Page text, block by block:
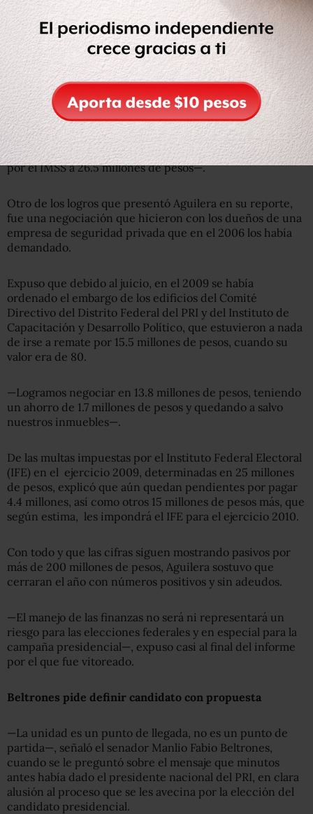
arrastrando un pasivo de once años por 559.2 millones
de pesos y que se redujo a 225.4.
Su discurso, fue el que arrancó los primeros aplausos del
día, que se dieron cuando explicó la forma en que se
disminuyó la deuda de 168.8 millones de pesos que tenían
con el Instituto Mexicano del Seguro Social (IMSS).
—Esa cantidad, después de tres meses de negociación,
revisiones y confrontas, logramos reducir lo requerido
por el IMSS a 26.5 millones de pesos—.
Otro de los logros que presentó Aguilera en su reporte,
fue una negociación que hicieron con los dueños de una
empresa de seguridad privada que en el 2006 los había
demandado.
Expuso que debido al juicio, en el 2009 se había
ordenado el embargo de los edificios del Comité
Directivo del Distrito Federal del PRI y del Instituto de
Capacitación y Desarrollo Político, que estuvieron a nada
de irse a remate por 15.5 millones de pesos, cuando su
valor era de 80.
—Logramos negociar en 13.8 millones de pesos, teniendo
un ahorro de 1.7 millones de pesos y quedando a salvo
nuestros inmuebles—.
De las multas impuestas por el Instituto Federal Electoral
(IFE) en el ejercicio 2009, determinadas en 25 millones
de pesos, explicó que aún quedan pendientes por pagar
4.4 millones, así como otros 15 millones de pesos más, que
según estima, les impondrá el IFE para el ejercicio 2010.
Con todo y que las cifras siguen mostrando pasivos por
más de 200 millones de pesos, Aguilera sostuvo que
cerraran el año con números positivos y sin adeudos.
—El manejo de las finanzas no será ni representará un
riesgo para las elecciones federales y en especial para la
campaña presidencial—, expuso casi al final del informe
por el que fue vitoreado.
Beltrones pide definir candidato con propuesta
—La unidad es un punto de llegada, no es un punto de
partida—, señaló el senador Manlio Fabio Beltrones,
cuando se le preguntó sobre el mensaje que minutos
antes había dado el presidente nacional del PRI, en clara
alusión al proceso que se les avecina por la elección del
candidato presidencial.